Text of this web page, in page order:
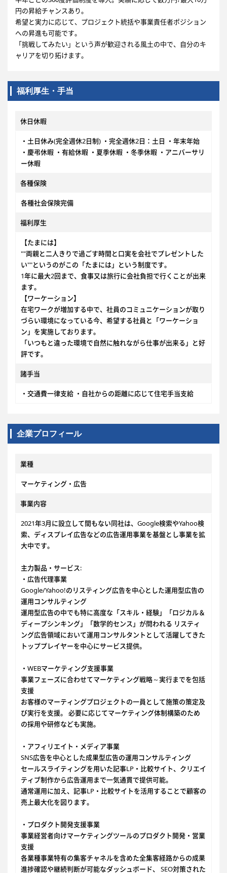
円の昇給チャンスあり。
希望と実力に応じて、プロジェクト統括や事業責任者ポジション
への昇進も可能です。
「挑戦してみたい」という声が歓迎される風土の中で、自分のキ
ャリアを切り拓けます。
福利厚生・手当
休日休暇
・土日休み(完全週休2日制) ・完全週休2日：土日 ・年末年始
・慶弔休暇 ・有給休暇 ・夏季休暇 ・冬季休暇 ・アニバーサリ
ー休暇
各種保険
各種社会保険完備
福利厚生
【たまには】
""両親と二人きりで過ごす時間と口実を会社でプレゼントした
い""というのがこの「たまには」という制度です。
1年に最大2回まで、食事又は旅行に会社負担で行くことが出来
ます。
【ワーケーション】
在宅ワークが増加する中で、社員のコミュニケーションが取り
づらい環境になっている今、希望する社員と「ワーケーショ
ン」を実施しております。
「いつもと違った環境で自然に触れながら仕事が出来る」と好
評です。
諸手当
・交通費一律支給 ・自社からの距離に応じて住宅手当支給
企業プロフィール
業種
マーケティング・広告
事業内容
2021年3月に設立して間もない同社は、Google検索やYahoo検
索、ディスプレイ広告などの広告運用事業を基盤とし事業を拡
大中です。
主力製品・サービス:
・広告代理事業
Google/Yahoo!のリスティング広告を中心とした運用型広告の
運用コンサルティング
運用型広告の中でも特に高度な「スキル・経験」「ロジカル＆
ディープシンキング」「数学的センス」が問われる リスティ
ング広告領域において運用コンサルタントとして活躍してきた
トッププレイヤーを中心にサービス提供。
・WEBマーケティング支援事業
事業フェーズに合わせてマーケティング戦略～実行までを包括
支援
お客様のマーティングプロジェクトの一員として施策の策定及
び実行を支援。 必要に応じてマーケティング体制構築のため
の採用や研修なども実施。
・アフィリエイト・メディア事業
SNS広告を中心とした成果型広告の運用コンサルティング
セールスライティングを用いた記事LP・比較サイト、クリエイ
ティブ制作から広告運用まで一気通貫で提供可能。
通常運用に加え、記事LP・比較サイトを活用することで顧客の
売上最大化を図ります。
・プロダクト開発支援事業
事業経営者向けマーケティングツールのプロダクト開発・営業
支援
各業種事業特有の集客チャネルを含めた全集客経路からの成果
進捗確認や継続判断が可能なダッシュボード、 SEO対策された